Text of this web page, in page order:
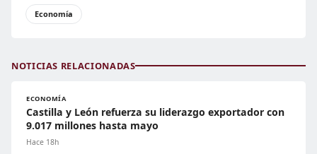
Economía
NOTICIAS RELACIONADAS
ECONOMÍA
Castilla y León refuerza su liderazgo exportador con
9.017 millones hasta mayo
Hace 18h